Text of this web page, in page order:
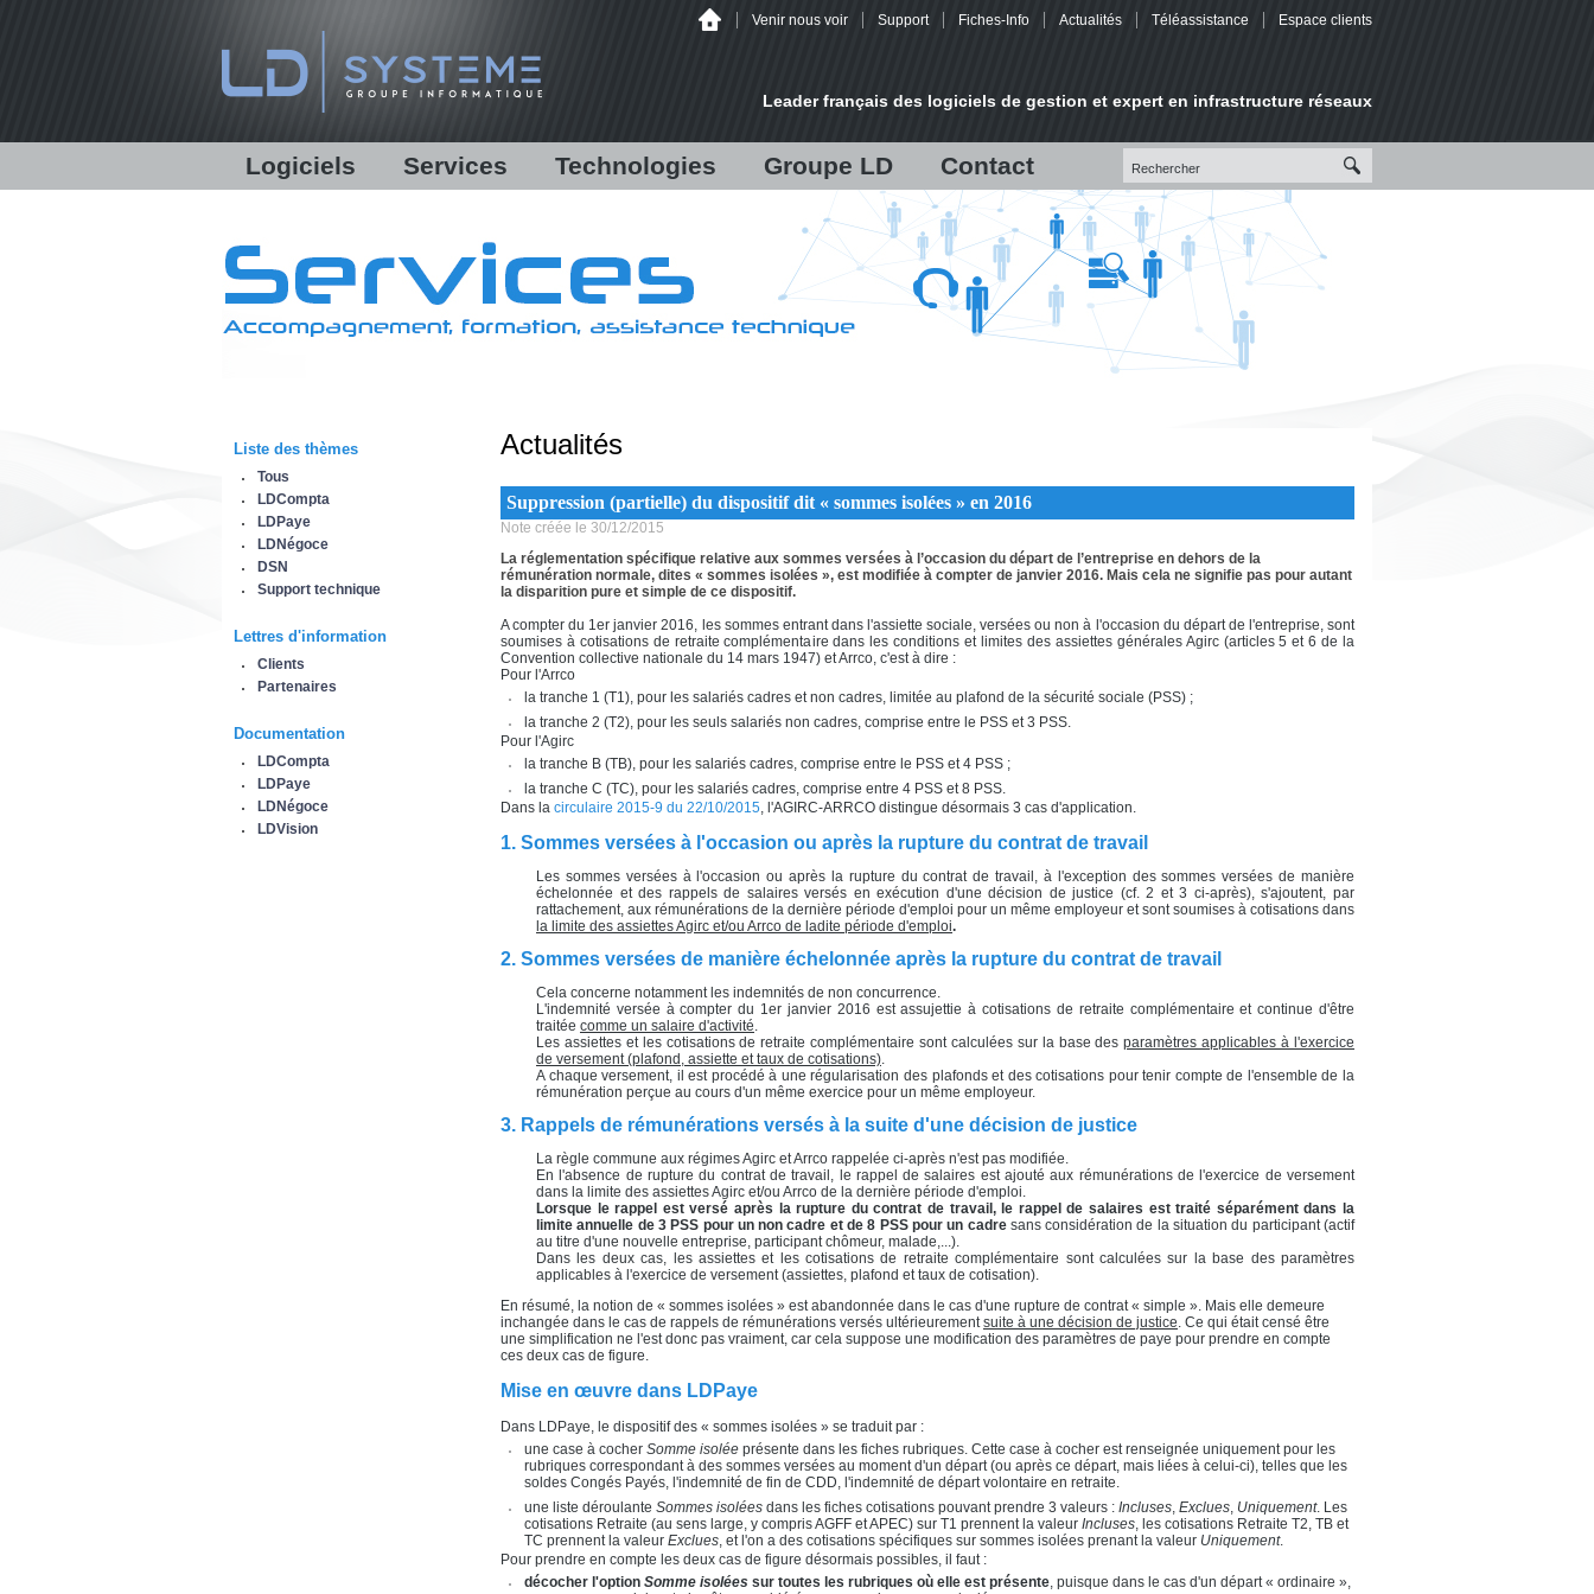
Venir nous voir Support Fiches-Info Actualités Téléassistance Espace clients
Leader français des logiciels de gestion et expert en infrastructure réseaux
Logiciels
LDPaye
LDNégoce
Modules additionnels
Services
Formations
Support
Assistance en ligne /
Technologies
Infrastructure
Matériels
Hébergement
Sauvegarde déportée
Infogérance
Groupe LD
Fiche d'identité
LD Développement
LD Micro
Chiffres et références
Contact
Un projet ?
Venir nous voir
Liste des thèmes
Tous
LDCompta
LDPaye
LDNégoce
DSN
Support technique
Lettres d'information
Clients
Partenaires
Documentation
LDCompta
LDPaye
LDNégoce
LDVision
Actualités
Suppression (partielle) du dispositif dit « sommes isolées » en 2016
Note créée le 30/12/2015
La réglementation spécifique relative aux sommes versées à l’occasion du départ de l’entreprise en dehors de la
rémunération normale, dites « sommes isolées », est modifiée à compter de janvier 2016. Mais cela ne signifie pas pour autant
la disparition pure et simple de ce dispositif.
A compter du 1er janvier 2016, les sommes entrant dans l'assiette sociale, versées ou non à l'occasion du départ de l'entreprise, sont
soumises à cotisations de retraite complémentaire dans les conditions et limites des assiettes générales Agirc (articles 5 et 6 de la
Convention collective nationale du 14 mars 1947) et Arrco, c'est à dire :
Pour l'Arrco
la tranche 1 (T1), pour les salariés cadres et non cadres, limitée au plafond de la sécurité sociale (PSS) ;
la tranche 2 (T2), pour les seuls salariés non cadres, comprise entre le PSS et 3 PSS.
Pour l'Agirc
la tranche B (TB), pour les salariés cadres, comprise entre le PSS et 4 PSS ;
la tranche C (TC), pour les salariés cadres, comprise entre 4 PSS et 8 PSS.
Dans la circulaire 2015-9 du 22/10/2015, l'AGIRC-ARRCO distingue désormais 3 cas d'application.
1. Sommes versées à l'occasion ou après la rupture du contrat de travail
Les sommes versées à l'occasion ou après la rupture du contrat de travail, à l'exception des sommes versées de manière
échelonnée et des rappels de salaires versés en exécution d'une décision de justice (cf. 2 et 3 ci-après), s'ajoutent, par
rattachement, aux rémunérations de la dernière période d'emploi pour un même employeur et sont soumises à cotisations dans
la limite des assiettes Agirc et/ou Arrco de ladite période d'emploi.
2. Sommes versées de manière échelonnée après la rupture du contrat de travail
Cela concerne notamment les indemnités de non concurrence.
L'indemnité versée à compter du 1er janvier 2016 est assujettie à cotisations de retraite complémentaire et continue d'être
traitée comme un salaire d'activité.
Les assiettes et les cotisations de retraite complémentaire sont calculées sur la base desparamètres applicables à l'exercice
de versement (plafond, assiette et taux de cotisations).
A chaque versement, il est procédé à une régularisation des plafonds et des cotisations pour tenir compte de l'ensemble de la
rémunération perçue au cours d'un même exercice pour un même employeur.
3. Rappels de rémunérations versés à la suite d'une décision de justice
La règle commune aux régimes Agirc et Arrco rappelée ci-après n'est pas modifiée.
En l'absence de rupture du contrat de travail, le rappel de salaires est ajouté aux rémunérations de l'exercice de versement
dans la limite des assiettes Agirc et/ou Arrco de la dernière période d'emploi.
Lorsque le rappel est versé après la rupture du contrat de travail, le rappel de salaires est traité séparément dans la
limite annuelle de 3 PSS pour un non cadre et de 8 PSS pour un cadresans considération de la situation du participant (actif
au titre d'une nouvelle entreprise, participant chômeur, malade,...).
Dans les deux cas, les assiettes et les cotisations de retraite complémentaire sont calculées sur la base des paramètres
applicables à l'exercice de versement (assiettes, plafond et taux de cotisation).
En résumé, la notion de « sommes isolées » est abandonnée dans le cas d'une rupture de contrat « simple ». Mais elle demeure
inchangée dans le cas de rappels de rémunérations versés ultérieurementsuite à une décision de justice. Ce qui était censé être
une simplification ne l'est donc pas vraiment, car cela suppose une modification des paramètres de paye pour prendre en compte
ces deux cas de figure.
Mise en œuvre dans LDPaye
Dans LDPaye, le dispositif des « sommes isolées » se traduit par :
une case à cocher Somme isolée présente dans les fiches rubriques. Cette case à cocher est renseignée uniquement pour les
rubriques correspondant à des sommes versées au moment d'un départ (ou après ce départ, mais liées à celui-ci), telles que les
soldes Congés Payés, l'indemnité de fin de CDD, l'indemnité de départ volontaire en retraite.
une liste déroulante Sommes isolées dans les fiches cotisations pouvant prendre 3 valeurs : Incluses, Exclues, Uniquement. Les
cotisations Retraite (au sens large, y compris AGFF et APEC) sur T1 prennent la valeur Incluses, les cotisations Retraite T2, TB et
TC prennent la valeur Exclues, et l'on a des cotisations spécifiques sur sommes isolées prenant la valeur Uniquement.
Pour prendre en compte les deux cas de figure désormais possibles, il faut :
décocher l'option Somme isolées sur toutes les rubriques où elle est présente, puisque dans le cas d'un départ « ordinaire »,